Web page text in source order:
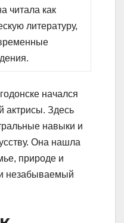
читала как
литературу,
начался
актрисы. Здесь
навыки и
Она нашла
природе и
незабываемый